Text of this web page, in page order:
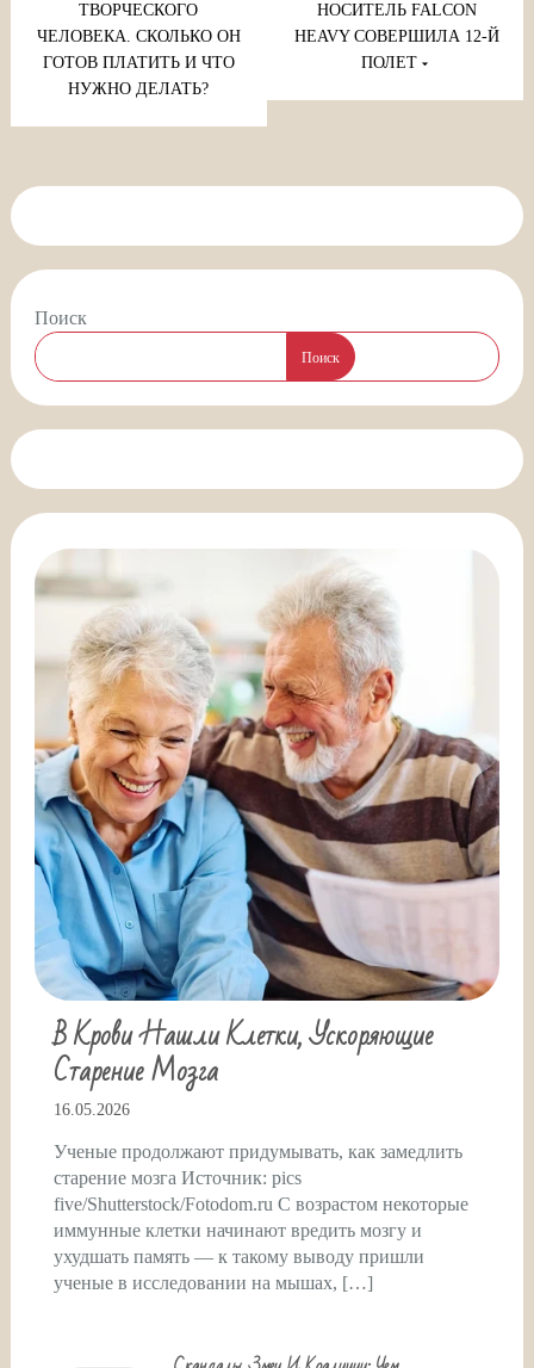
ТВОРЧЕСКОГО
ЧЕЛОВЕКА. СКОЛЬКО ОН
ГОТОВ ПЛАТИТЬ И ЧТО
НУЖНО ДЕЛАТЬ?
НОСИТЕЛЬ FALCON
HEAVY СОВЕРШИЛА 12-Й
ПОЛЕТ
Поиск
Поиск
В Крови Нашли Клетки, Ускоряющие
Старение Мозга
16.05.2026
Ученые продолжают придумывать, как замедлить
старение мозга Источник: pics
five/Shutterstock/Fotodom.ru С возрастом некоторые
иммунные клетки начинают вредить мозгу и
ухудшать память — к такому выводу пришли
ученые в исследовании на мышах, […]